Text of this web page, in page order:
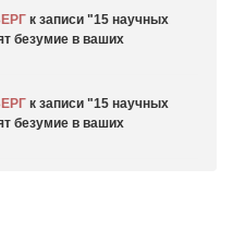
к записи
15 научных
безумие в ваших
к записи
15 научных
безумие в ваших